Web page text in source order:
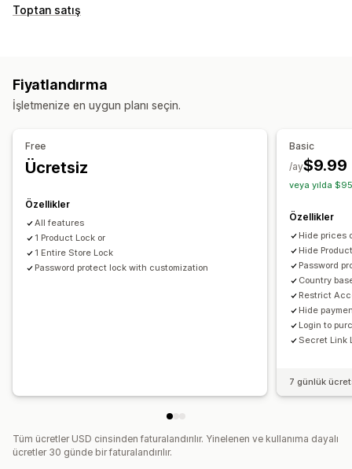
Hesap yönetimi
İstekleri onaylama
Sayfaları kilitleme
Parola koruması
Toptan satış
Fiyatlandırma
İşletmenize en uygun planı seçin.
Free
Ücretsiz
Özellikler
All features
1 Product Lock or
1 Entire Store Lock
Password protect lock with customization
Basic
$9.99
/ay
veya yılda
Özellikler
Hide prices
Hide
Password
Country
Restrict
Hide
Login to
Secret Link
7 günlük
Tüm ücretler USD cinsinden faturalandırılır. Yinelenen ve kullanıma dayalı
ücretler 30 günde bir faturalandırılır.